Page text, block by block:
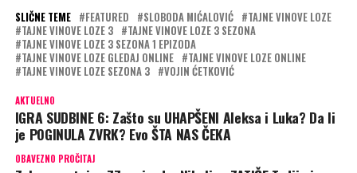
SLIČNE TEME FEATURED SLOBODA MIĆALOVIĆ
TAJNE VINOVE LOZE
TAJNE VINOVE LOZE 3
TAJNE VINOVE LOZE 3 SEZONA
TAJNE VINOVE LOZE 3 SEZONA 1 EPIZODA
TAJNE VINOVE LOZE GLEDAJ ONLINE
TAJNE VINOVE LOZE ONLINE
TAJNE VINOVE LOZE SEZONA 3
VOJIN ĆETKOVIĆ
AKTUELNO
IGRA SUDBINE 6: Zašto su UHAPŠENI Aleksa i Luka? Da li
je POGINULA ZVRK? Evo ŠTA NAS ČEKA
OBAVEZNO PROČITAJ